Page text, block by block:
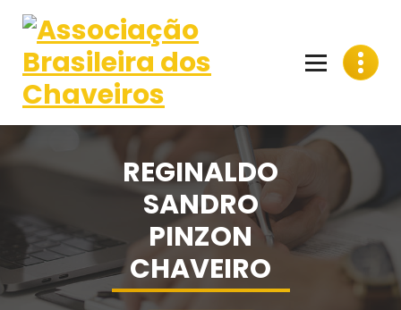
para
conteúdo
REGINALDO
SANDRO
PINZON
CHAVEIRO